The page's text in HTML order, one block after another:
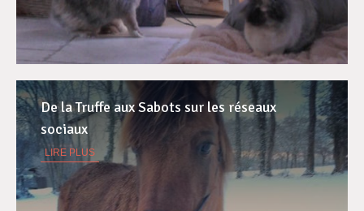
De la Truffe aux Sabots sur les réseaux
sociaux
LIRE PLUS